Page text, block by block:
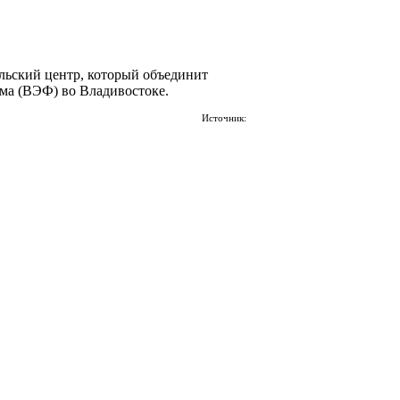
центр, который объединит
(ВЭФ) во Владивостоке.
Источник: